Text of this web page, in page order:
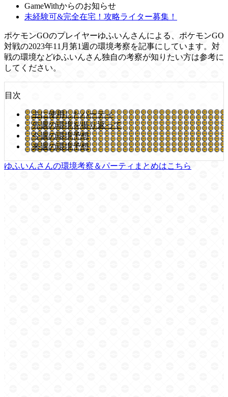
GameWithからのお知らせ
未経験可&完全在宅！攻略ライター募集！
ポケモンGOのプレイヤーゆふいんさんによる、ポケモンGO
対戦の2023年11月第1週の環境考察を記事にしています。対
戦の環境などゆふいんさん独自の考察が知りたい方は参考に
してください。
目次
主に使用したパーティ
先週の環境を振り返って
今週の環境予想
来週の環境予想
ゆふいんさんの環境考察＆パーティまとめはこちら